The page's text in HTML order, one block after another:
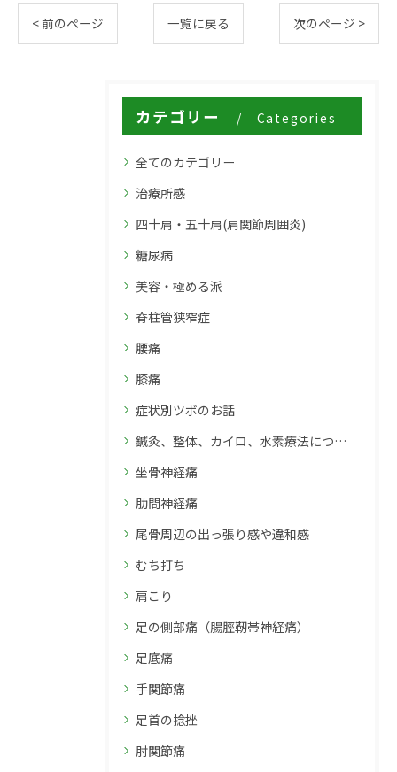
< 前のページ 一覧に戻る 次のページ >
カテゴリー Categories
全てのカテゴリー
治療所感
四十肩・五十肩(肩関節周囲炎)
糖尿病
美容・極める派
脊柱管狭窄症
腰痛
膝痛
症状別ツボのお話
鍼灸、整体、カイロ、水素療法について
坐骨神経痛
肋間神経痛
尾骨周辺の出っ張り感や違和感
むち打ち
肩こり
足の側部痛（腸脛靭帯神経痛）
足底痛
手関節痛
足首の捻挫
肘関節痛